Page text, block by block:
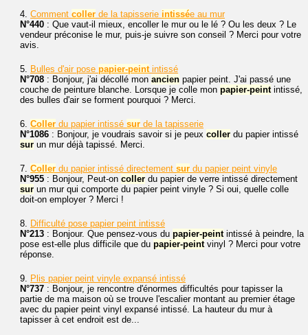
4. Comment coller de la tapisserie intissée au mur
N°440 : Que vaut-il mieux, encoller le mur ou le lé ? Ou les deux ? Le
vendeur préconise le mur, puis-je suivre son conseil ? Merci pour votre
avis.
5. Bulles d'air pose papier-peintintissé
N°708 : Bonjour, j'ai décollé mon ancien papier peint. J'ai passé une
couche de peinture blanche. Lorsque je colle mon papier-peintintissé,
des bulles d'air se forment pourquoi ? Merci.
6. Coller du papier intissé sur de la tapisserie
N°1086 : Bonjour, je voudrais savoir si je peux coller du papier intissé
sur un mur déjà tapissé. Merci.
7. Coller du papier intissé directement sur du papier peint vinyle
N°955 : Bonjour, Peut-on coller du papier de verre intissé directement
sur un mur qui comporte du papier peint vinyle ? Si oui, quelle colle
doit-on employer ? Merci !
8. Difficulté pose papier peint intissé
N°213 : Bonjour. Que pensez-vous du papier-peintintissé à peindre, la
pose est-elle plus difficile que du papier-peintvinyl ? Merci pour votre
réponse.
9. Plis papier peint vinyle expansé intissé
N°737 : Bonjour, je rencontre d'énormes difficultés pour tapisser la
partie de ma maison où se trouve l'escalier montant au premier étage
avec du papier peint vinyl expansé intissé. La hauteur du mur à
tapisser à cet endroit est de...